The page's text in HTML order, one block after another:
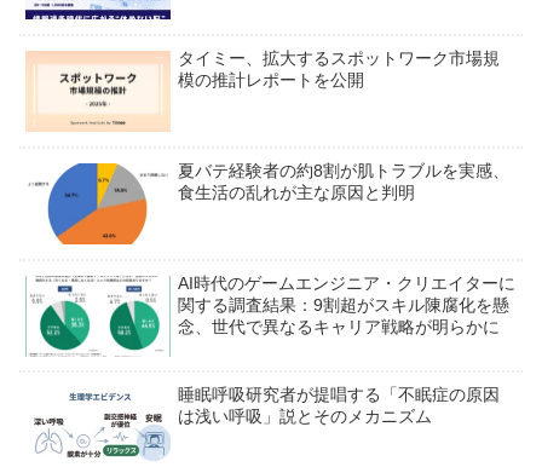
タイミー、拡大するスポットワーク市場規
模の推計レポートを公開
夏バテ経験者の約8割が肌トラブルを実感、
食生活の乱れが主な原因と判明
AI時代のゲームエンジニア・クリエイターに
関する調査結果：9割超がスキル陳腐化を懸
念、世代で異なるキャリア戦略が明らかに
睡眠呼吸研究者が提唱する「不眠症の原因
は浅い呼吸」説とそのメカニズム